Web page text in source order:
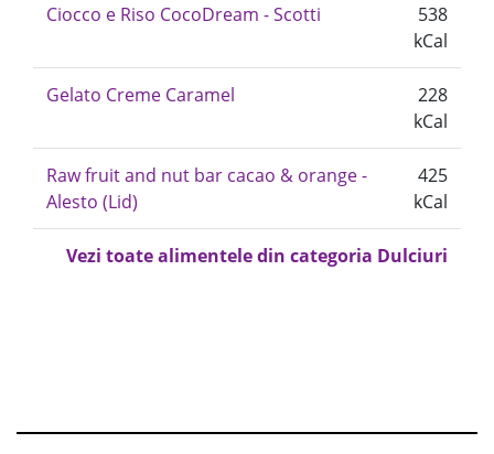
Ciocco e Riso CocoDream - Scotti
538
kCal
Gelato Creme Caramel
228
kCal
Raw fruit and nut bar cacao & orange -
Alesto (Lid)
425
kCal
Vezi toate alimentele din categoria Dulciuri